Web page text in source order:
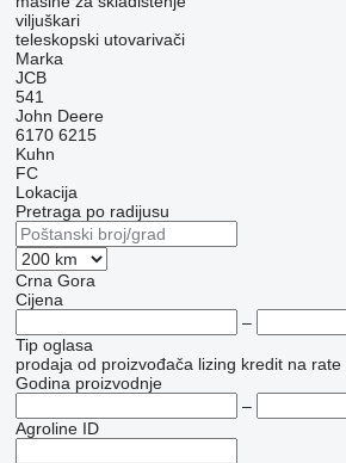
viljuškari
teleskopski utovarivači
Marka
JCB
541
John Deere
6170 6215
Kuhn
FC
Lokacija
Pretraga po radijusu
Crna Gora
Cijena
–
Tip oglasa
prodaja od proizvođača lizing kredit na rate
Godina proizvodnje
–
Agroline ID